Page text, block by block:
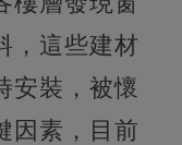
，這些建材
安裝，被懷
因素，目前